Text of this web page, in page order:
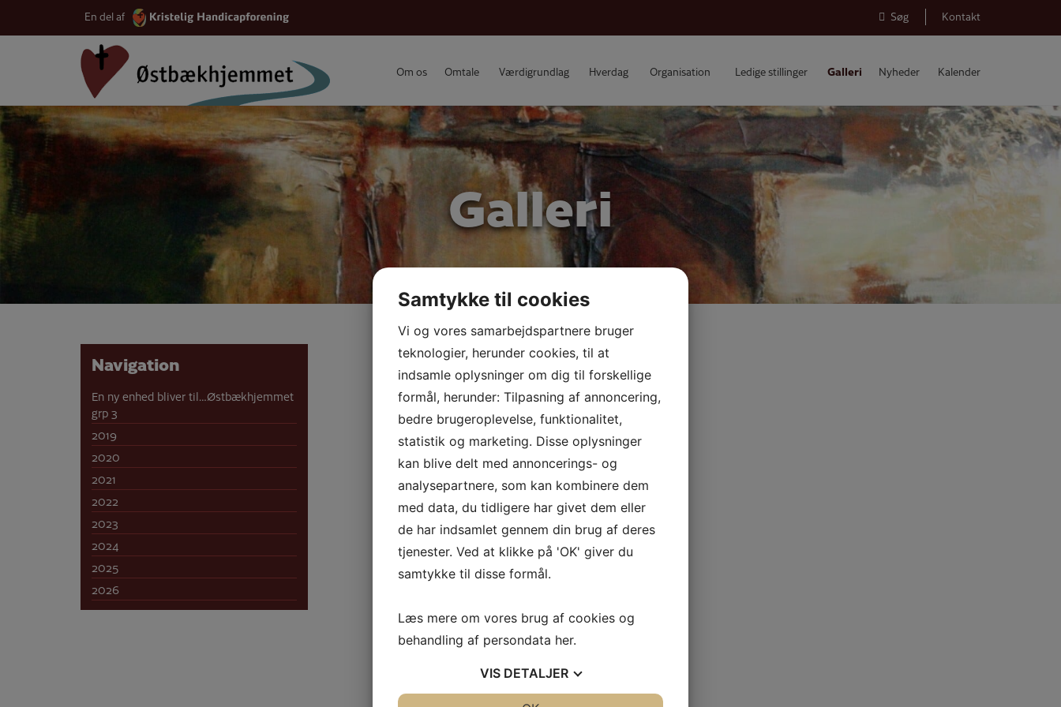
En del af Søg Kontakt
Om os Omtale Værdigrundlag Hverdag Organisation Ledige stillinger Galleri Nyheder Kalender
Galleri
Navigation
En ny enhed bliver til…Østbækhjemmet
grp 3
2019
2020
2021
2022
2023
2024
2025
2026
Samtykke til cookies
Vi og vores samarbejdspartnere bruger
teknologier, herunder cookies, til at
indsamle oplysninger om dig til forskellige
formål, herunder: Tilpasning af annoncering,
bedre brugeroplevelse, funktionalitet,
statistik og marketing. Disse oplysninger
kan blive delt med annoncerings- og
analysepartnere, som kan kombinere dem
med data, du tidligere har givet dem eller
de har indsamlet gennem din brug af deres
tjenester. Ved at klikke på 'OK' giver du
samtykke til disse formål.
Læs mere om vores brug af cookies og
behandling af persondata her.
VIS DETALJER